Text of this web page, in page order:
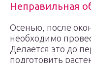
Неправильная
Осенью, после
необходимо
Делается это до
подготовить